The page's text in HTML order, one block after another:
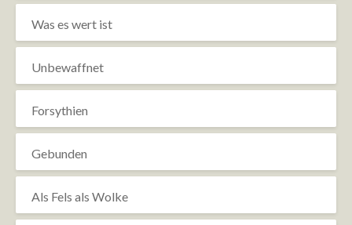
Was es wert ist
Unbewaffnet
Forsythien
Gebunden
Als Fels als Wolke